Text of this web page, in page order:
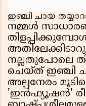
ഇഞ്ചി ചായ
നമ്മൾ
നല്ലതുപോലെ
ചെയ്ത് ഇഞ്ചി
അല്പനേരം
'ഇൻഫ്യൂഷൻ'